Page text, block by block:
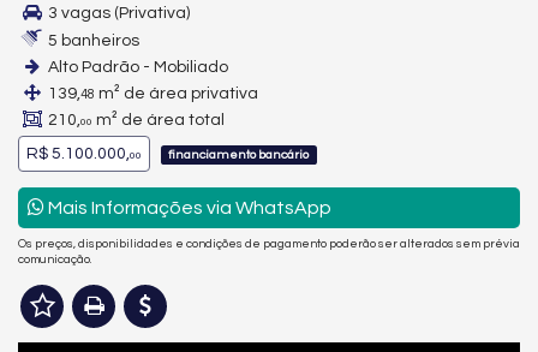
3 vagas (Privativa)
5 banheiros
Alto Padrão - Mobiliado
139,48 m² de área privativa
210,00 m² de área total
R$ 5.100.000,00 financiamento bancário
Mais Informações via WhatsApp
Os preços, disponibilidades e condições de pagamento poderão ser alterados sem prévia
comunicação.